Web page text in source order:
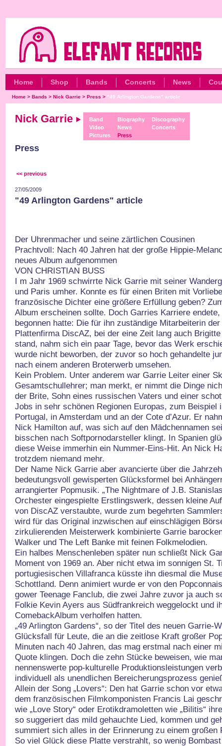
Home Shop Bands Concerts News
Home> Bands > Nick Garrie> Press > "49 Arlington Gardens" article
Nick Garrie
Band
Video
Pictures
Biography
News
Press
Discography
Concerts
Press
<< previous
27/05/2009
"49 Arlington Gardens" article
Der Uhrenmacher und seine zärtlichen Cousinen
Prachtvoll: Nach 40 Jahren hat der große Hippie-
neues Album aufgenommen
VON CHRISTIAN BUSS
I m Jahr 1969 schwirrte Nick Garrie mit seiner
und Paris umher. Konnte es für einen Briten mit
französische Dichter eine größere Erfüllung geben?
Album erscheinen sollte. Doch Garries Karriere
begonnen hatte: Die für ihn zuständige Mitarbeiterin
Plattenfirma DiscAZ, bei der eine Zeit lang auch
stand, nahm sich ein paar Tage, bevor das Werk
wurde nicht beworben, der zuvor so hoch gehandelte
nach einem anderen Broterwerb umsehen.
Kein Problem. Unter anderem war Garrie Leiter einer
Gesamtschullehrer; man merkt, er nimmt die Dinge
der Brite, Sohn eines russischen Vaters und einer
Jobs in sehr schönen Regionen Europas, zum Beispiel
Portugal, in Amsterdam und an der Cote d’Azur. Er
Nick Hamilton auf, was sich auf den Mädchennamen
bisschen nach Softpornodarsteller klingt. In Spanien
diese Weise immerhin ein Nummer-Eins-Hit. An Nick
trotzdem niemand mehr.
Der Name Nick Garrie aber avancierte über die
bedeutungsvoll gewisperten Glücksformel bei
arrangierter Popmusik. „The Nightmare of J.B.
Orchester eingespielte Erstlingswerk, dessen kleine
von DiscAZ verstaubte, wurde zum begehrten
wird für das Original inzwischen auf einschlägigen
zirkulierenden Meisterwerk kombinierte Garrie
Walker und The Left Banke mit feinen Folkmelodien.
Ein halbes Menschenleben später nun schließt Nick
Moment von 1969 an. Aber nicht etwa im sonnigen St.
portugiesischen Villafranca küsste ihn diesmal die
Schottland. Denn animiert wurde er von den
gower Teenage Fanclub, die zwei Jahre zuvor ja auch
Folkie Kevin Ayers aus Südfrankreich weggelockt und
ComebackAlbum verholfen hatten.
„49 Arlington Gardens“, so der Titel des neuen Garrie-
Glücksfall für Leute, die an die zeitlose Kraft großer
Minuten nach 40 Jahren, das mag erstmal nach einer
Quote klingen. Doch die zehn Stücke beweisen, wie
nennenswerte pop-kulturelle Produktionsleistungen
individuell als unendlichen Bereicherungsprozess
Allein der Song „Lovers“: Den hat Garrie schon vor
dem französischen Filmkomponisten Francis Lai
wie „Love Story“ oder Erotikdramoletten wie „Bilitis“
so suggeriert das mild gehauchte Lied, kommen und
summiert sich alles in der Erinnerung zu einem großen
So viel Glück diese Platte verstrahlt, so wenig